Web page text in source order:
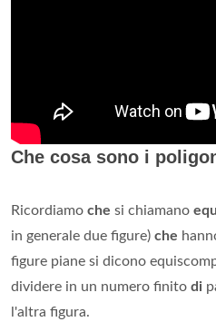
Che cosa sono i
Ricordiamo che si chiamano
in generale due figure) che
figure piane si dicono
dividere in un numero finito di
l'altra figura.